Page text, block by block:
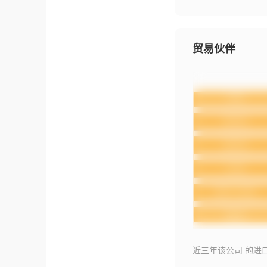
贸易伙伴
近三年该公司 的进